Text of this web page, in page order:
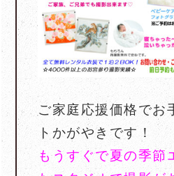
ご家庭応援価格でお
トかがやきです！
もうすぐで夏の季節